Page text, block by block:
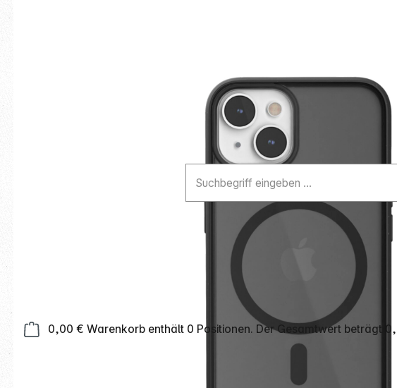
0,00 € Warenkorb enthält 0 Positionen. Der Gesamtwert beträgt